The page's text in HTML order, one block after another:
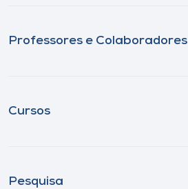
Professores e Colaboradores
Cursos
Pesquisa